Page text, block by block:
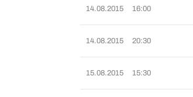
14.08.2015 16:00
14.08.2015 20:30
15.08.2015 15:30